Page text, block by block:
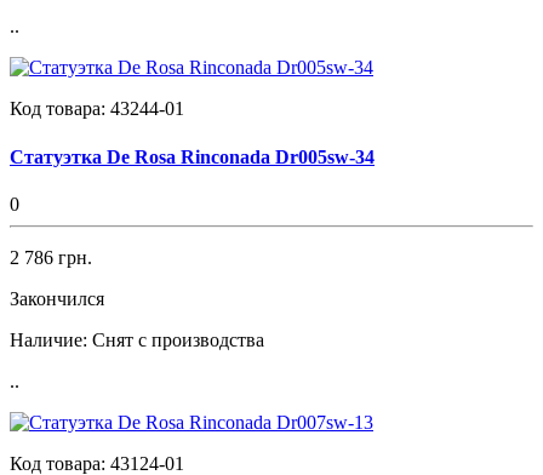
..
Код товара: 43244-01
Статуэтка De Rosa Rinconada Dr005sw-34
0
2 786 грн.
Закончился
Наличие: Снят с производства
..
Код товара: 43124-01